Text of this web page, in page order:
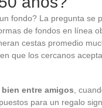
fondo? La pregunta se
de fondos en línea
cestas promedio
que los cercanos
entre amigos,
para un regalo